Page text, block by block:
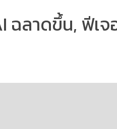
ฉลาดขึ้น, ฟีเจ